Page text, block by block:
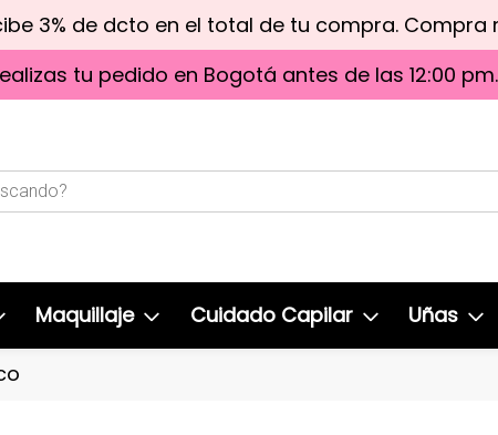
3% de dcto en el total de tu compra.
tu pedido en Bogotá antes de las 12:00
Maquillaje Cuidado Capilar Uñas